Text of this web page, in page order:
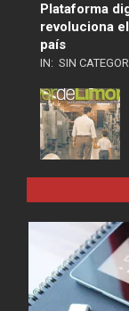
Plataforma
revoluciona
país
IN: SIN